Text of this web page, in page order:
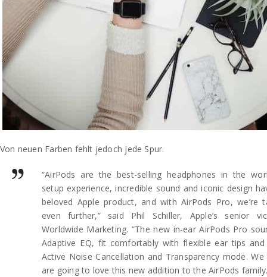
Von neuen Farben fehlt jedoch jede Spur.
“AirPods are the best-selling headphones in the
setup experience, incredible sound and iconic design
beloved Apple product, and with AirPods Pro, we’re
even further,” said Phil Schiller, Apple’s senior
Worldwide Marketing. “The new in-ear AirPods Pro
Adaptive EQ, fit comfortably with flexible ear tips and
Active Noise Cancellation and Transparency mode.
are going to love this new addition to the AirPods